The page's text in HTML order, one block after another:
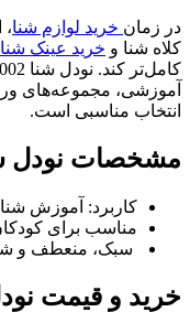
در زمان خرید لوازم شنا،
کلاه شنا و خرید عینک شنا
آموزشی، مجموعه‌های
انتخاب مناسبی است.
مشخصات نودل
کاربرد: آموزش
مناسب برای
سبک، منعطف
خرید و قیمت